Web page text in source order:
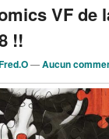
VF de
!!
—Aucun